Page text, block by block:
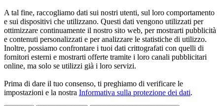
A tal fine, raccogliamo dati sui nostri utenti, sul loro comportamento
e sui dispositivi che utilizzano. Questi dati vengono utilizzati per
ottimizzare continuamente il nostro sito web, per mostrarti pubblicità
e contenuti personalizzati e per analizzare le statistiche di utilizzo.
Inoltre, possiamo confrontare i tuoi dati crittografati con quelli di
fornitori esterni e mostrarti offerte tramite i loro canali pubblicitari
online, ma solo se utilizzi già i loro servizi.
Prima di dare il tuo consenso, ti preghiamo di verificare le
impostazioni e la nostra Informativa sulla protezione dei dati.